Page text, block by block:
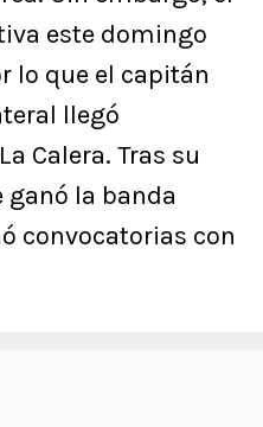
este domingo
lo que el capitán
llegó
Calera. Tras su
ganó la banda
convocatorias con